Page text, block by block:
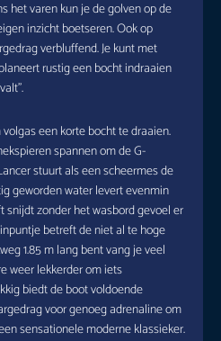
het varen kun je de golven op de
inzicht boetseren. Ook op
verbluffend. Je kunt met
rustig een bocht indraaien
een korte bocht te draaien.
spannen om de G-
stuurt als een scheermes de
geworden water levert evenmin
snijdt zonder het wasbord gevoel er
betreft de niet al te hoge
1.85 m lang bent vang je veel
weer lekkerder om iets
biedt de boot voldoende
voor genoeg adrenaline om
sensationele moderne klassieker.